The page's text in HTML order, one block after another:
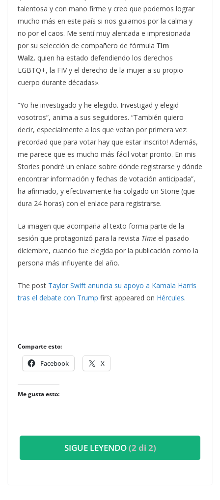
talentosa y con mano firme y creo que podemos lograr
mucho más en este país si nos guiamos por la calma y
no por el caos. Me sentí muy alentada e impresionada
por su selección de compañero de fórmula Tim
Walz, quien ha estado defendiendo los derechos
LGBTQ+, la FIV y el derecho de la mujer a su propio
cuerpo durante décadas».
“Yo he investigado y he elegido. Investigad y elegid
vosotros”, anima a sus seguidores. “También quiero
decir, especialmente a los que votan por primera vez:
¡recordad que para votar hay que estar inscrito! Además,
me parece que es mucho más fácil votar pronto. En mis
Stories pondré un enlace sobre dónde registrarse y dónde
encontrar información y fechas de votación anticipada”,
ha afirmado, y efectivamente ha colgado un Storie (que
dura 24 horas) con el enlace para registrarse.
La imagen que acompaña al texto forma parte de la
sesión que protagonizó para la revista Time el pasado
diciembre, cuando fue elegida por la publicación como la
persona más influyente del año.
The post Taylor Swift anuncia su apoyo a Kamala Harris
tras el debate con Trump first appeared on Hércules.
Comparte esto:
Facebook X
Me gusta esto:
SIGUE LEYENDO(2 di 2)